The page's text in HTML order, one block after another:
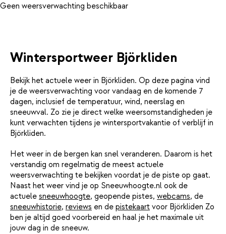
Geen weersverwachting beschikbaar
Wintersportweer Björkliden
Bekijk het actuele weer in Björkliden. Op deze pagina vind
je de weersverwachting voor vandaag en de komende 7
dagen, inclusief de temperatuur, wind, neerslag en
sneeuwval. Zo zie je direct welke weersomstandigheden je
kunt verwachten tijdens je wintersportvakantie of verblijf in
Björkliden.
Het weer in de bergen kan snel veranderen. Daarom is het
verstandig om regelmatig de meest actuele
weersverwachting te bekijken voordat je de piste op gaat.
Naast het weer vind je op Sneeuwhoogte.nl ook de
actuele sneeuwhoogte, geopende pistes, webcams, de
sneeuwhistorie, reviews en de pistekaart voor Björkliden Zo
ben je altijd goed voorbereid en haal je het maximale uit
jouw dag in de sneeuw.